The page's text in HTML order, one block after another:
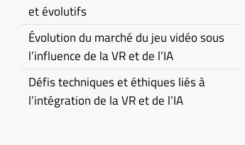
et évolutifs
Évolution du marché du jeu vidéo sous
l’influence de la VR et de l’IA
Défis techniques et éthiques liés à
l’intégration de la VR et de l’IA